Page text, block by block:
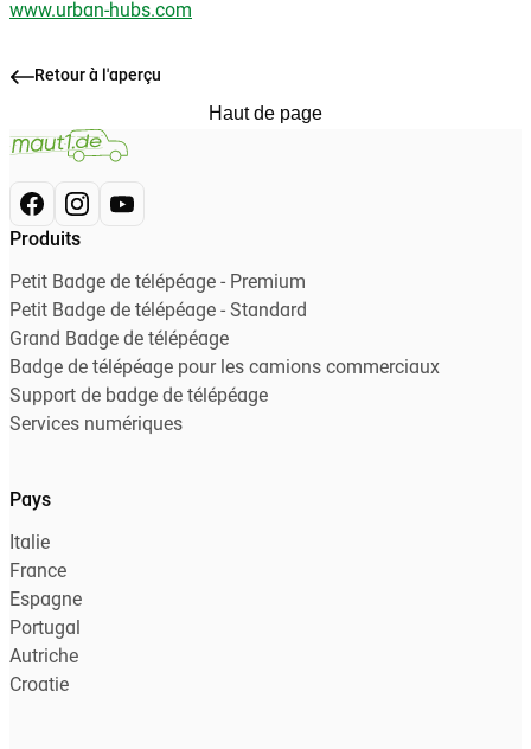
www.urban-hubs.com
Retour à l'aperçu
Haut de page
Produits
Petit Badge de télépéage - Premium
Petit Badge de télépéage - Standard
Grand Badge de télépéage
Badge de télépéage pour les camions commerciaux
Support de badge de télépéage
Services numériques
Pays
Italie
France
Espagne
Portugal
Autriche
Croatie